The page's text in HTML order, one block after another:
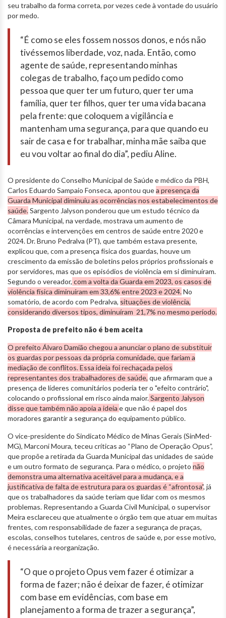
seu trabalho da forma correta, por vezes cede à vontade do usuário
por medo.
“É como se eles fossem nossos donos, e nós não
tivéssemos liberdade, voz, nada. Então, como
agente de saúde, representando minhas
colegas de trabalho, faço um pedido como
pessoa que quer ter um futuro, quer ter uma
família, quer ter filhos, quer ter uma vida bacana
pela frente: que coloquem a vigilância e
mantenham uma segurança, para que quando eu
sair de casa e for trabalhar, minha mãe saiba que
eu vou voltar ao final do dia”, pediu Aline.
O presidente do Conselho Municipal de Saúde e médico da PBH,
Carlos Eduardo Sampaio Fonseca, apontou quea presença da
Guarda Municipal diminuiu as ocorrências nos estabelecimentos de
saúde.Sargento Jalyson ponderou que um estudo técnico da
Câmara Municipal, na verdade, mostrava um aumento de
ocorrências e intervenções em centros de saúde entre 2020 e
2024. Dr. Bruno Pedralva (PT), que também estava presente,
explicou que, com a presença física dos guardas, houve um
crescimento da emissão de boletins pelos próprios profissionais e
por servidores, mas que os episódios de violência em si diminuíram.
Segundo o vereador, com a volta da Guarda em 2023, os casos de
violência física diminuíram em 33,6% entre 2023 e 2024.No
somatório, de acordo com Pedralva, situações de violência,
considerando diversos tipos, diminuíram 21,7% no mesmo período.
Proposta de prefeito não é bem aceita
O prefeito Álvaro Damião chegou a anunciar o plano de substituir
os guardas por pessoas da própria comunidade, que fariam a
mediação de conflitos. Essa ideia foi rechaçada pelos
representantes dos trabalhadores de saúde, que afirmaram que a
presença de líderes comunitários poderia ter o "efeito contrário",
colocando o profissional em risco ainda maior.Sargento Jalyson
disse que também não apoia a ideia e que não é papel dos
moradores garantir a segurança do equipamento público.
O vice-presidente do Sindicato Médico de Minas Gerais (SinMed-
MG), Marconi Moura, teceu críticas ao “Plano de Operação Opus”,
que propõe a retirada da Guarda Municipal das unidades de saúde
e um outro formato de segurança. Para o médico, o projeto não
demonstra uma alternativa aceitável para a mudança, e a
justificativa de falta de estrutura para os guardas é “afrontosa”, já
que os trabalhadores da saúde teriam que lidar com os mesmos
problemas. Representando a Guarda Civil Municipal, o supervisor
Meira esclareceu que atualmente o órgão tem que atuar em muitas
frentes, com responsabilidade de fazer a segurança de praças,
escolas, conselhos tutelares, centros de saúde e, por esse motivo,
é necessária a reorganização.
“O que o projeto Opus vem fazer é otimizar a
forma de fazer; não é deixar de fazer, é otimizar
com base em evidências, com base em
planejamento a forma de trazer a segurança”,